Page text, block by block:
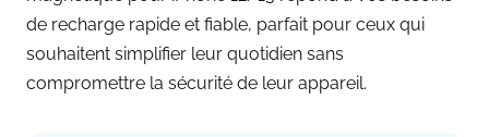
de recharge rapide et fiable, parfait pour ceux qui
souhaitent simplifier leur quotidien sans
compromettre la sécurité de leur appareil.